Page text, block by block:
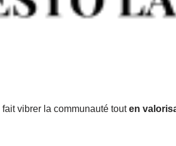
fait vibrer la communauté touten